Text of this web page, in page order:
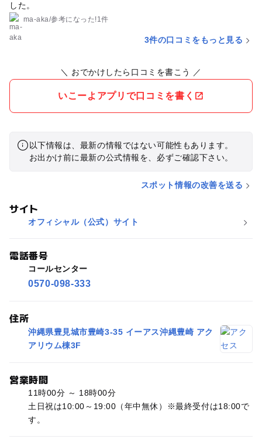
した。
ma-aka/参考に なった!1件
3件の口コミをもっと見る
＼ おでかけしたら口コミを書こう ／
いこーよアプリで口コミを書く
以下情報は、最新の情報ではない可能性もあります。
お出かけ前に最新の公式情報を、必ずご確認下さい。
スポット情報の改善を送る
サイト
オフィシャル（公式）サイト
電話番号
コールセンター
0570-098-333
住所
沖縄県豊見城市豊崎3-35 イーアス沖縄豊崎 アク
アリウム棟3F
営業時間
11時00分 ～ 18時00分
土日祝は10:00～19:00（年中無休）※最終受付は18:00で
す。